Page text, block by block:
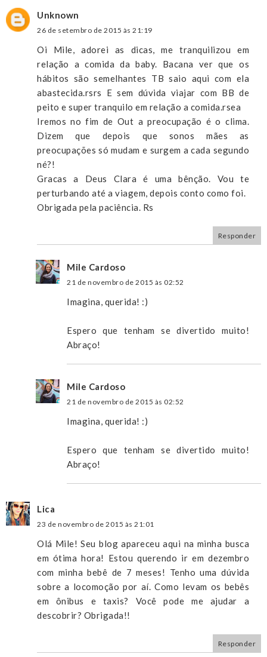
Unknown
26 de setembro de 2015 às 21:19
Oi Mile, adorei as dicas, me tranquilizou em
relação a comida da baby. Bacana ver que os
hábitos são semelhantes TB saio aqui com ela
abastecida.rsrs E sem dúvida viajar com BB de
peito e super tranquilo em relação a comida.rsea
Iremos no fim de Out a preocupação é o clima.
Dizem que depois que sonos mães as
preocupações só mudam e surgem a cada segundo
né?!
Gracas a Deus Clara é uma bênção. Vou te
perturbando até a viagem, depois conto como foi.
Obrigada pela paciência. Rs
Responder
Mile Cardoso
21 de novembro de 2015 às 02:52
Imagina, querida! :)
Espero que tenham se divertido muito!
Abraço!
Mile Cardoso
21 de novembro de 2015 às 02:52
Imagina, querida! :)
Espero que tenham se divertido muito!
Abraço!
Lica
23 de novembro de 2015 às 21:01
Olá Mile! Seu blog apareceu aqui na minha busca
em ótima hora! Estou querendo ir em dezembro
com minha bebê de 7 meses! Tenho uma dúvida
sobre a locomoção por aí. Como levam os bebês
em ônibus e taxis? Você pode me ajudar a
descobrir? Obrigada!!
Responder